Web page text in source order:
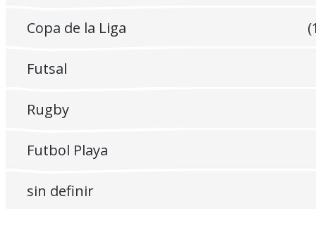
Copa de la Liga
Futsal
Rugby
Futbol Playa
sin definir